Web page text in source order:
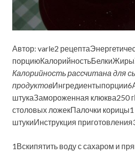
Автор: varle2
Калорийность рассчитана для
продуктовИнгредиентыпорции6
штукаЗамороженная клюква250
столовых ложекПалочки
штукиИнструкция приготовления
1Вскипятить воду с сахаром и